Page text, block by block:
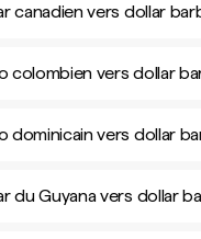
canadien vers dollar
colombien vers dollar
dominicain vers dollar
du Guyana vers dollar